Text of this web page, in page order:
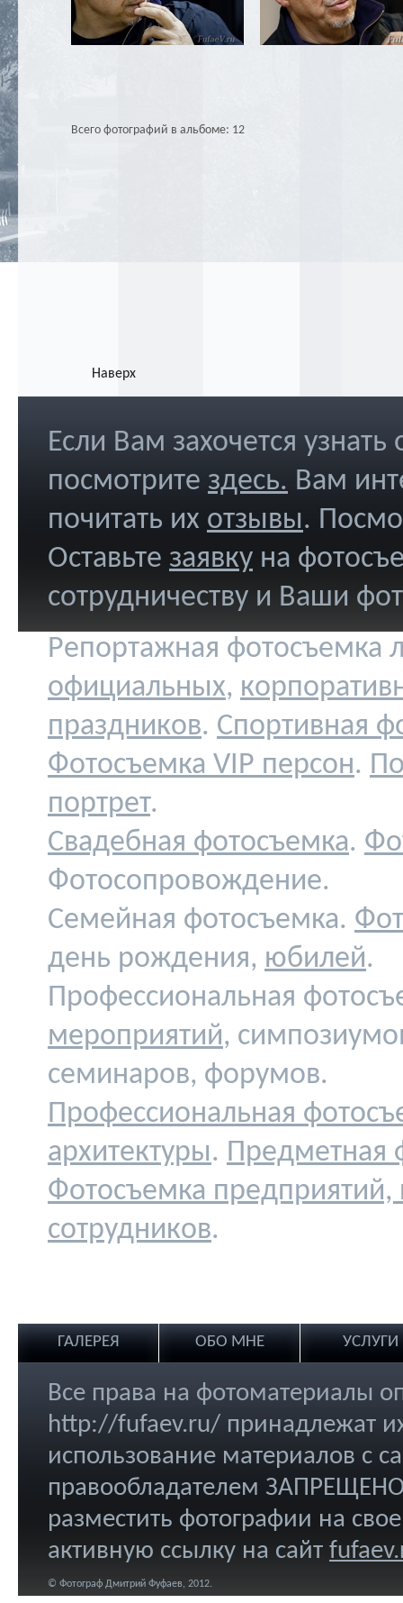
Всего фотографий в альбоме: 12
Наверх
Если Вам захочется
посмотрите здесь. Вам
почитать их отзывы.
Оставьте заявку на
сотрудничеству и Ваши
Репортажная фотосъемка
официальных,
праздников. Спортивная
Фотосъемка VIP персон.
портрет.
Свадебная фотосъемка.
Фотосопровождение.
Семейная фотосъемка.
день рождения, юбилей.
Профессиональная
мероприятий,
семинаров, форумов.
Профессиональная
архитектуры. Предметная
Фотосъемка
сотрудников.
ГАЛЕРЕЯ ОБО МНЕ УСЛУГИ
Все права на фотоматериалы
http://fufaev.ru/ принадлежат
использование материалов с
правообладателем
разместить фотографии на
активную ссылку на сайт
© Фотограф Дмитрий Фуфаев, 2012.